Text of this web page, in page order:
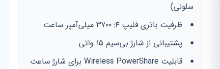
سلولی)
ظرفیت باتری فلیپ ۴: ۳۷۰۰ میلی‌آمپر ساعت
پشتیبانی از شارژ بی‌سیم ۱۵ واتی
قابلیت Wireless PowerShare برای شارژ ساعت